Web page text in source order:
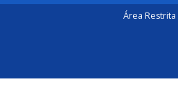
Área Restrita